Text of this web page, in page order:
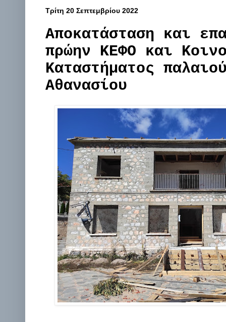
Τρίτη 20 Σεπτεμβρίου 2022
Αποκατάσταση και
πρώην ΚΕΦΟ και
Καταστήματος
Αθανασίου